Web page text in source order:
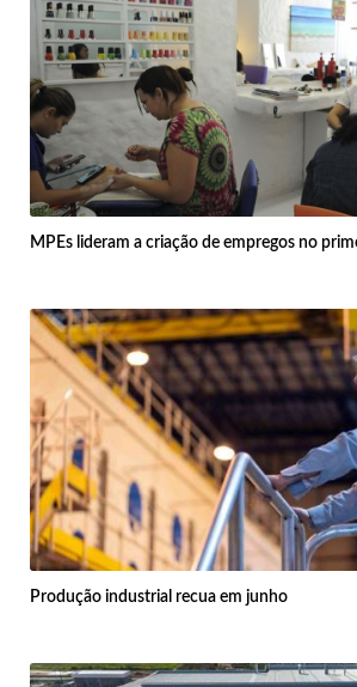
MPEs lideram a criação de empregos no
Produção industrial recua em junho